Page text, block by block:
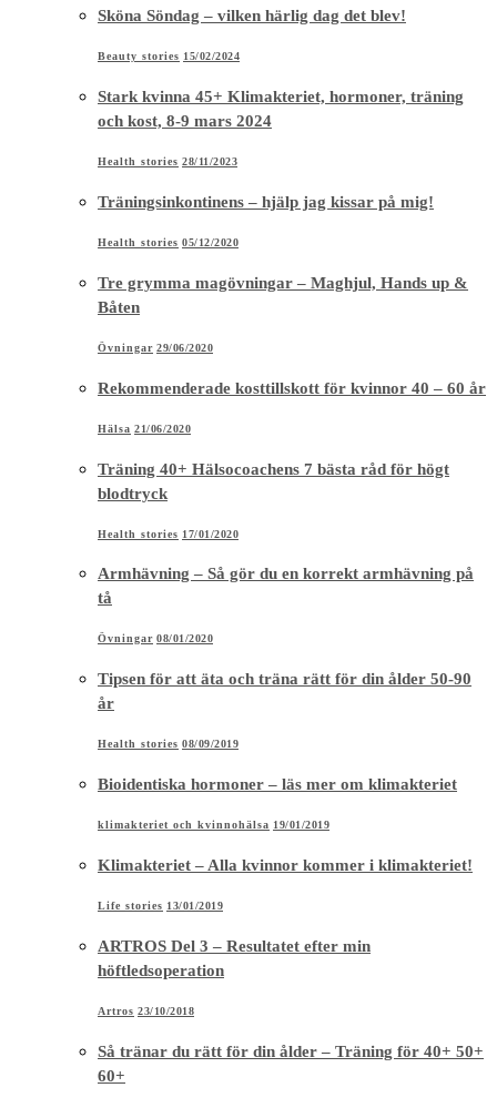
Sköna Söndag – vilken härlig dag det blev!
Beauty stories 15/02/2024
Stark kvinna 45+ Klimakteriet, hormoner, träning
och kost, 8-9 mars 2024
Health stories 28/11/2023
Träningsinkontinens – hjälp jag kissar på mig!
Health stories 05/12/2020
Tre grymma magövningar – Maghjul, Hands up &
Båten
Övningar 29/06/2020
Rekommenderade kosttillskott för kvinnor 40 – 60 år
Hälsa 21/06/2020
Träning 40+ Hälsocoachens 7 bästa råd för högt
blodtryck
Health stories 17/01/2020
Armhävning – Så gör du en korrekt armhävning på
tå
Övningar 08/01/2020
Tipsen för att äta och träna rätt för din ålder 50-90
år
Health stories 08/09/2019
Bioidentiska hormoner – läs mer om klimakteriet
klimakteriet och kvinnohälsa 19/01/2019
Klimakteriet – Alla kvinnor kommer i klimakteriet!
Life stories 13/01/2019
ARTROS Del 3 – Resultatet efter min
höftledsoperation
Artros 23/10/2018
Så tränar du rätt för din ålder – Träning för 40+ 50+
60+